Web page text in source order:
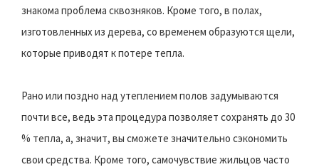
знакома проблема сквозняков. Кроме того, в полах,
изготовленных из дерева, со временем образуются щели,
которые приводят к потере тепла.
Рано или поздно над утеплением полов задумываются
почти все, ведь эта процедура позволяет сохранять до 30
% тепла, а, значит, вы сможете значительно сэкономить
свои средства. Кроме того, самочувствие жильцов часто